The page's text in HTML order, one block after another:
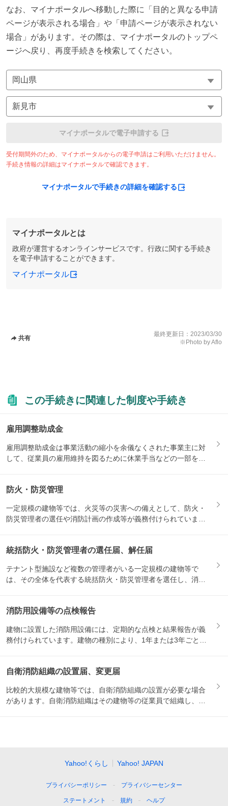
なお、マイナポータルへ移動した際に「目的と異なる申請
ページが表示される場合」や「申請ページが表示されない
場合」があります。その際は、マイナポータルのトップペ
ージへ戻り、再度手続きを検索してください。
マイナポータルで電子申請する
受付期間外のため、マイナポータルからの電子申請はご利用いただけません。
手続き情報の詳細はマイナポータルで確認できます。
マイナポータルで手続きの詳細を確認する
マイナポータルとは
政府が運営するオンラインサービスです。行政に関する手続き
を電子申請することができます。
マイナポータル
共有
最終更新日： 2023/03/30
※Photo by Aflo
この手続きに関連した制度や手続き
雇用調整助成金
雇用調整助成金は事業活動の縮小を余儀なくされた事業主に対
して、従業員の雇用維持を図るために休業手当などの一部を助
防火・防災管理
一定規模の建物等では、火災等の災害への備えとして、防火・
防災管理者の選任や消防計画の作成等が義務付けられていま
統括防火・防災管理者の選任届、解任届
テナント型施設など複数の管理者がいる一定規模の建物等で
は、その全体を代表する統括防火・防災管理者を選任し、消防
消防用設備等の点検報告
建物に設置した消防用設備には、定期的な点検と結果報告が義
務付けられています。建物の種別により、1年または3年ごと
自衛消防組織の設置届、変更届
比較的大規模な建物等では、自衛消防組織の設置が必要な場合
があります。自衛消防組織はその建物等の従業員で組織し、初
Yahoo!くらし Yahoo! JAPAN
プライバシーポリシー プライバシーセンター
ステートメント 規約 ヘルプ